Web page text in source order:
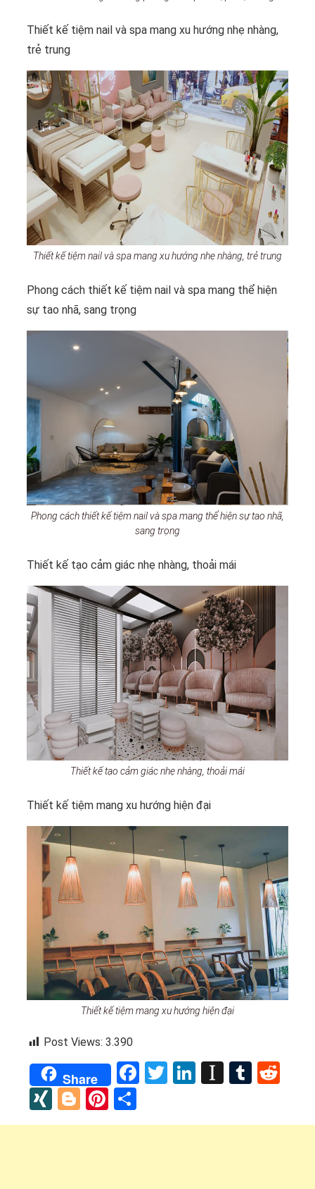
Thiết kế tiệm nail và spa mang xu hướng nhẹ nhàng,
trẻ trung
Thiết kế tiệm nail và spa mang xu hướng nhẹ nhàng, trẻ trung
Phong cách thiết kế tiệm nail và spa mang thể hiện
sự tao nhã, sang trọng
Phong cách thiết kế tiệm nail và spa mang thể hiện sự tao nhã,
sang trọng
Thiết kế tạo cảm giác nhẹ nhàng, thoải mái
Thiết kế tạo cảm giác nhẹ nhàng, thoải mái
Thiết kế tiệm mang xu hướng hiện đại
Thiết kế tiệm mang xu hướng hiện đại
Post Views: 3.390
Share Facebook
Twitter
LinkedIn
XINGBloggerPinterest